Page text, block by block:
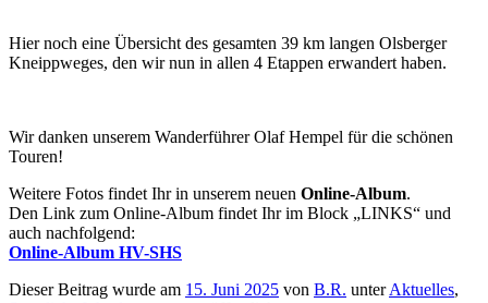
Hier noch eine Übersicht des gesamten 39 km langen Olsberger
Kneippweges, den wir nun in allen 4 Etappen erwandert haben.
Wir danken unserem Wanderführer Olaf Hempel für die schönen
Touren!
Weitere Fotos findet Ihr in unserem neuen Online-Album.
Den Link zum Online-Album findet Ihr im Block „LINKS“ und
auch nachfolgend:
Online-Album HV-SHS
Dieser Beitrag wurde am 15. Juni 2025 von B.R. unterAktuelles,